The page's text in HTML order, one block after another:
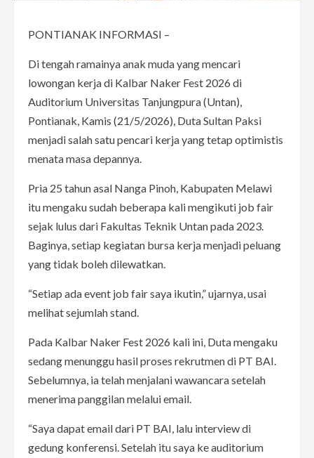
PONTIANAK INFORMASI –
Di tengah ramainya anak muda yang mencari
lowongan kerja di Kalbar Naker Fest 2026 di
Auditorium Universitas Tanjungpura (Untan),
Pontianak, Kamis (21/5/2026), Duta Sultan Paksi
menjadi salah satu pencari kerja yang tetap optimistis
menata masa depannya.
Pria 25 tahun asal Nanga Pinoh, Kabupaten Melawi
itu mengaku sudah beberapa kali mengikuti job fair
sejak lulus dari Fakultas Teknik Untan pada 2023.
Baginya, setiap kegiatan bursa kerja menjadi peluang
yang tidak boleh dilewatkan.
“Setiap ada event job fair saya ikutin,” ujarnya, usai
melihat sejumlah stand.
Pada Kalbar Naker Fest 2026 kali ini, Duta mengaku
sedang menunggu hasil proses rekrutmen di PT BAI.
Sebelumnya, ia telah menjalani wawancara setelah
menerima panggilan melalui email.
“Saya dapat email dari PT BAI, lalu interview di
gedung konferensi. Setelah itu saya ke auditorium